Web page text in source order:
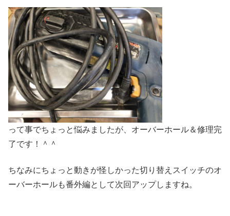
って事でちょっと悩みましたが、オーバーホール＆修理完
了です！＾＾
ちなみにちょっと動きが怪しかった切り替えスイッチのオ
ーバーホールも番外編として次回アップしますね。